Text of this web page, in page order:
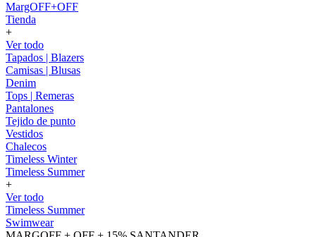
MargOFF+OFF
Tienda
+
Ver todo
Tapados | Blazers
Camisas | Blusas
Denim
Tops | Remeras
Pantalones
Tejido de punto
Vestidos
Chalecos
Timeless Winter
Timeless Summer
+
Ver todo
Timeless Summer
Swimwear